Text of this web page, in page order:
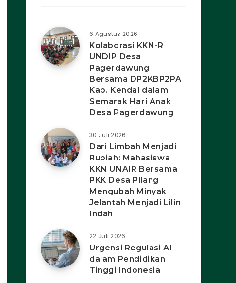
6 Agustus 2026
Kolaborasi KKN-R
UNDIP Desa
Pagerdawung
Bersama DP2KBP2PA
Kab. Kendal dalam
Semarak Hari Anak
Desa Pagerdawung
30 Juli 2026
Dari Limbah Menjadi
Rupiah: Mahasiswa
KKN UNAIR Bersama
PKK Desa Pilang
Mengubah Minyak
Jelantah Menjadi Lilin
Indah
22 Juli 2026
Urgensi Regulasi AI
dalam Pendidikan
Tinggi Indonesia